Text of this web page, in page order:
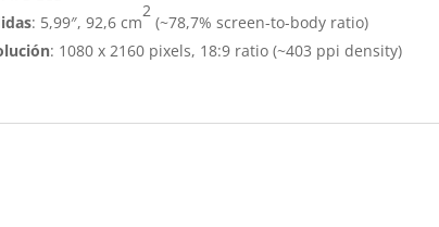
: 5,99″, 92,6 cm
2
(~78,7% screen-to-body ratio)
: 1080 x 2160 pixels, 18:9 ratio (~403 ppi density)